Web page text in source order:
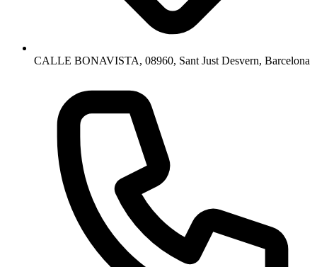
CALLE BONAVISTA, 08960, Sant Just Desvern, Barcelona